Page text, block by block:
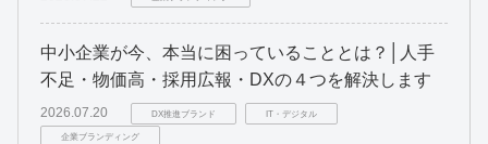
中小企業が今、本当に困っていることとは？│人手
不足・物価高・採用広報・DXの４つを解決します
2026.07.20 DX推進ブランド IT・デジタル
企業ブランディング